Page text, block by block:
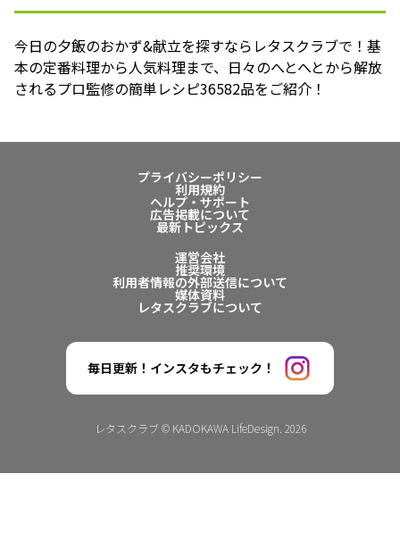
今日の夕飯のおかず&献立を探すならレタスクラブで！基
本の定番料理から人気料理まで、日々のへとへとから解放
されるプロ監修の簡単レシピ36582品をご紹介！
プライバシーポリシー
利用規約
ヘルプ・サポート
広告掲載について
最新トピックス
運営会社
推奨環境
利用者情報の外部送信について
媒体資料
レタスクラブについて
毎日更新！インスタもチェック！
レタスクラブ © KADOKAWA LifeDesign. 2026